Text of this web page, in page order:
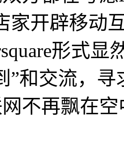
家开辟移动
形式
”和交流，
不再飘在